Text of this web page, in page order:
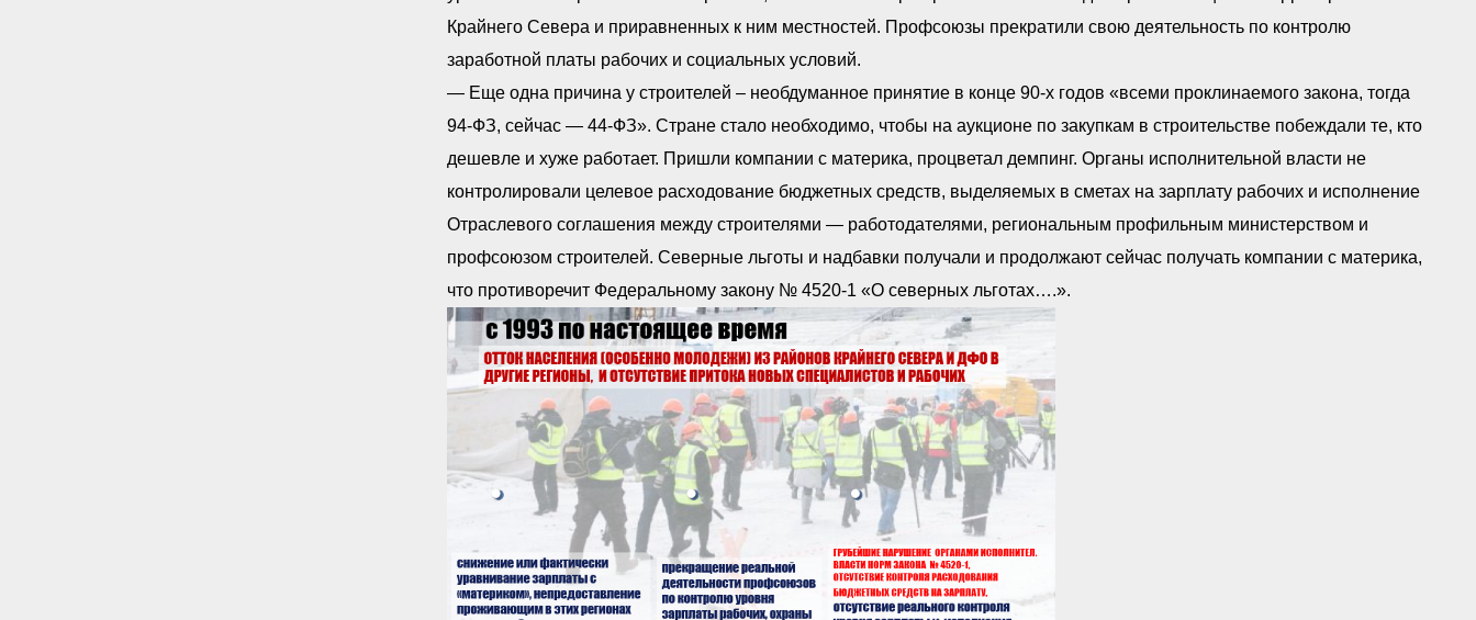
Крайнего Севера и приравненных к ним местностей. Профсоюзы прекратили свою деятельность по контролю
заработной платы рабочих и социальных условий.
— Еще одна причина у строителей – необдуманное принятие в конце 90-х годов «всеми проклинаемого закона, тогда
94-ФЗ, сейчас — 44-ФЗ». Стране стало необходимо, чтобы на аукционе по закупкам в строительстве побеждали те, кто
дешевле и хуже работает. Пришли компании с материка, процветал демпинг. Органы исполнительной власти не
контролировали целевое расходование бюджетных средств, выделяемых в сметах на зарплату рабочих и исполнение
Отраслевого соглашения между строителями — работодателями, региональным профильным министерством и
профсоюзом строителей. Северные льготы и надбавки получали и продолжают сейчас получать компании с материка,
что противоречит Федеральному закону № 4520-1 «О северных льготах….».